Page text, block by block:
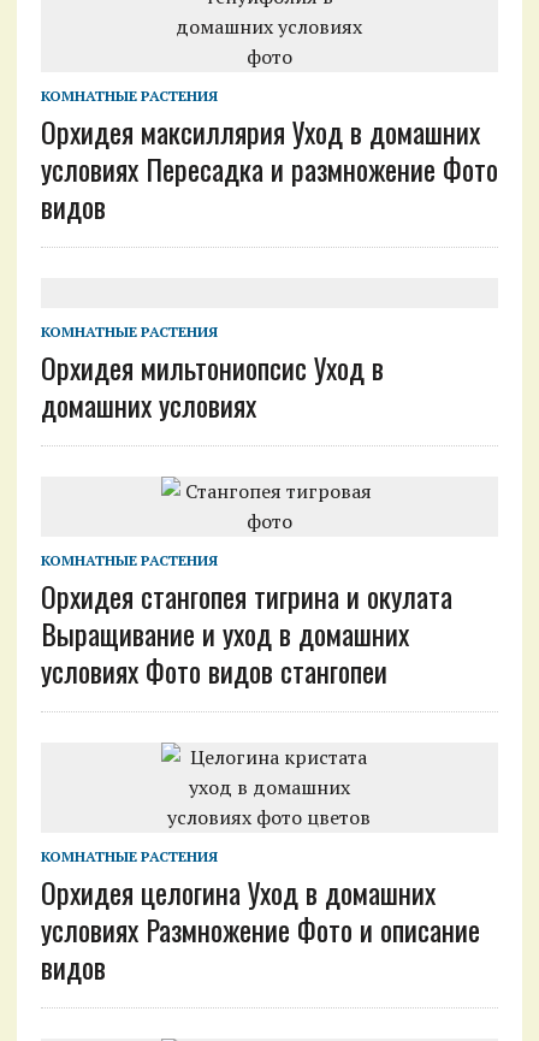
КОМНАТНЫЕ РАСТЕНИЯ
Орхидея максиллярия Уход в домашних
условиях Пересадка и размножение Фото
видов
КОМНАТНЫЕ РАСТЕНИЯ
Орхидея мильтониопсис Уход в
домашних условиях
КОМНАТНЫЕ РАСТЕНИЯ
Орхидея стангопея тигрина и окулата
Выращивание и уход в домашних
условиях Фото видов стангопеи
КОМНАТНЫЕ РАСТЕНИЯ
Орхидея целогина Уход в домашних
условиях Размножение Фото и описание
видов